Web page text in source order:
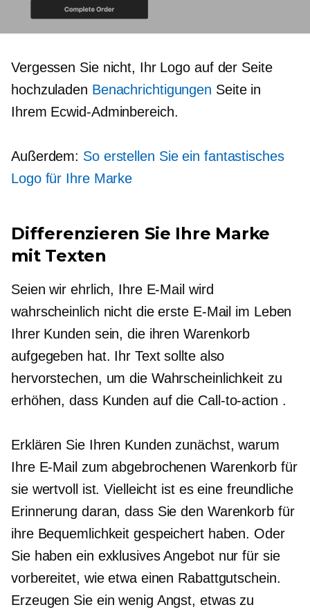
Vergessen Sie nicht, Ihr Logo auf der Seite
hochzuladen Benachrichtigungen Seite in
Ihrem Ecwid-Adminbereich.
Außerdem: So erstellen Sie ein fantastisches
Logo für Ihre Marke
Differenzieren Sie Ihre Marke
mit Texten
Seien wir ehrlich, Ihre E-Mail wird
wahrscheinlich nicht die erste E-Mail im Leben
Ihrer Kunden sein, die ihren Warenkorb
aufgegeben hat. Ihr Text sollte also
hervorstechen, um die Wahrscheinlichkeit zu
erhöhen, dass Kunden auf die Call-to-action .
Erklären Sie Ihren Kunden zunächst, warum
Ihre E-Mail zum abgebrochenen Warenkorb für
sie wertvoll ist. Vielleicht ist es eine freundliche
Erinnerung daran, dass Sie den Warenkorb für
ihre Bequemlichkeit gespeichert haben. Oder
Sie haben ein exklusives Angebot nur für sie
vorbereitet, wie etwa einen Rabattgutschein.
Erzeugen Sie ein wenig Angst, etwas zu